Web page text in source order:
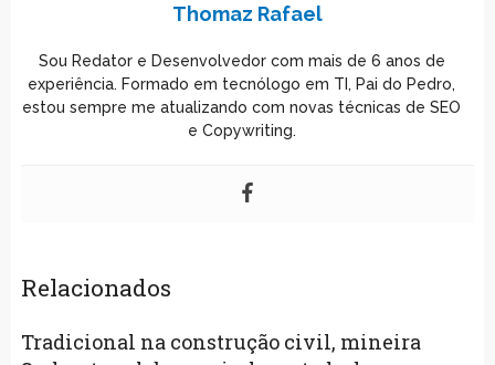
Thomaz Rafael
Sou Redator e Desenvolvedor com mais de 6 anos de
experiência. Formado em tecnólogo em TI, Pai do Pedro,
estou sempre me atualizando com novas técnicas de SEO
e Copywriting.
Relacionados
Tradicional na construção civil, mineira